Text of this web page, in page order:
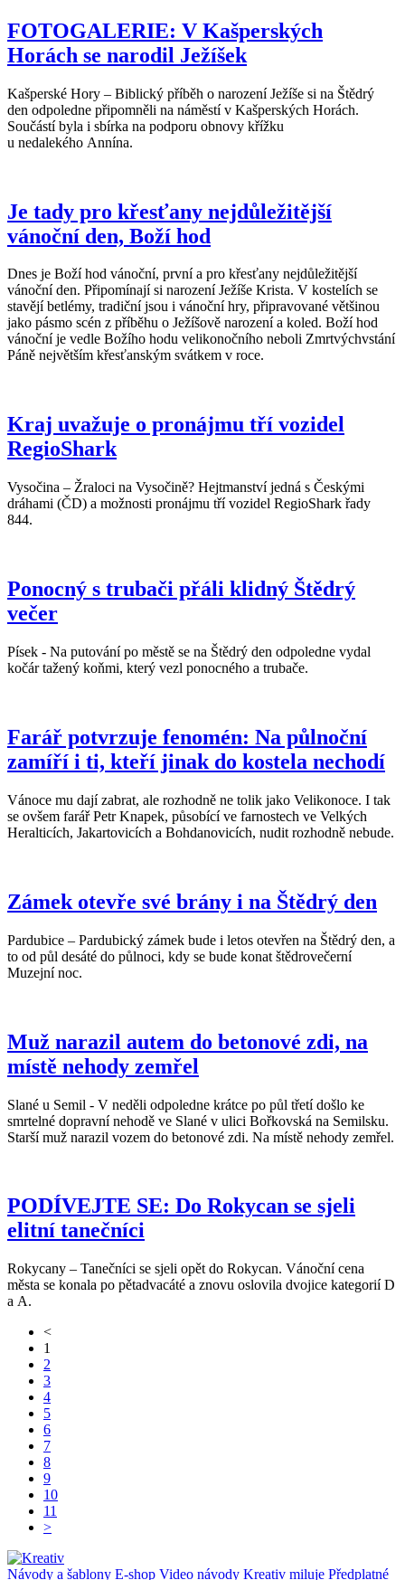
FOTOGALERIE: V Kašperských
Horách se narodil Ježíšek
Kašperské Hory – Biblický příběh o narození Ježíše si na Štědrý
den odpoledne připomněli na náměstí v Kašperských Horách.
Součástí byla i sbírka na podporu obnovy křížku
u nedalekého Annína.
Je tady pro křesťany nejdůležitější
vánoční den, Boží hod
Dnes je Boží hod vánoční, první a pro křesťany nejdůležitější
vánoční den. Připomínají si narození Ježíše Krista. V kostelích se
stavějí betlémy, tradiční jsou i vánoční hry, připravované většinou
jako pásmo scén z příběhu o Ježíšově narození a koled. Boží hod
vánoční je vedle Božího hodu velikonočního neboli Zmrtvýchvstání
Páně největším křesťanským svátkem v roce.
Kraj uvažuje o pronájmu tří vozidel
RegioShark
Vysočina – Žraloci na Vysočině? Hejtmanství jedná s Českými
dráhami (ČD) a možnosti pronájmu tří vozidel RegioShark řady
844.
Ponocný s trubači přáli klidný Štědrý
večer
Písek - Na putování po městě se na Štědrý den odpoledne vydal
kočár tažený koňmi, který vezl ponocného a trubače.
Farář potvrzuje fenomén: Na půlnoční
zamíří i ti, kteří jinak do kostela nechodí
Vánoce mu dají zabrat, ale rozhodně ne tolik jako Velikonoce. I tak
se ovšem farář Petr Knapek, působící ve farnostech ve Velkých
Heralticích, Jakartovicích a Bohdanovicích, nudit rozhodně nebude.
Zámek otevře své brány i na Štědrý den
Pardubice – Pardubický zámek bude i letos otevřen na Štědrý den, a
to od půl desáté do půlnoci, kdy se bude konat štědrovečerní
Muzejní noc.
Muž narazil autem do betonové zdi, na
místě nehody zemřel
Slané u Semil - V neděli odpoledne krátce po půl třetí došlo ke
smrtelné dopravní nehodě ve Slané v ulici Bořkovská na Semilsku.
Starší muž narazil vozem do betonové zdi. Na místě nehody zemřel.
PODÍVEJTE SE: Do Rokycan se sjeli
elitní tanečníci
Rokycany – Tanečníci se sjeli opět do Rokycan. Vánoční cena
města se konala po pětadvacáté a znovu oslovila dvojice kategorií D
a A.
<
1
2
3
4
5
6
7
8
9
10
11
>
Návody a šablony E-shop Video návody Kreativ miluje Předplatné